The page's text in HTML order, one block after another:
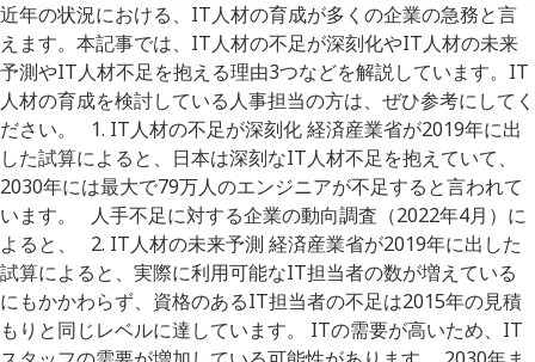
近年の状況における、IT人材の育成が多くの企業の急務と言
えます。本記事では、IT人材の不足が深刻化やIT人材の未来
予測やIT人材不足を抱える理由3つなどを解説しています。IT
人材の育成を検討している人事担当の方は、ぜひ参考にしてく
ださい。 1. IT人材の不足が深刻化 経済産業省が2019年に出
した試算によると、日本は深刻なIT人材不足を抱えていて、
2030年には最大で79万人のエンジニアが不足すると言われて
います。 人手不足に対する企業の動向調査（2022年4月）に
よると、 2. IT人材の未来予測 経済産業省が2019年に出した
試算によると、実際に利用可能なIT担当者の数が増えている
にもかかわらず、資格のあるIT担当者の不足は2015年の見積
もりと同じレベルに達しています。 ITの需要が高いため、IT